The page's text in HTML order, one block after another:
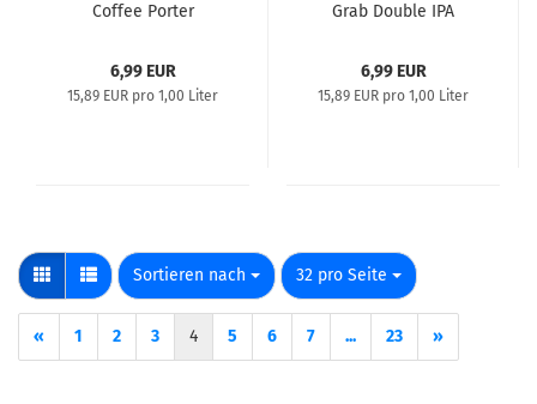
Coffee Porter
6,99 EUR
15,89 EUR pro 1,00 Liter
Grab Double IPA
6,99 EUR
15,89 EUR pro 1,00 Liter
Sortieren nach
Sortieren nach 32 pro Seite
pro Seite
« 1 2 3 4 5 6 7 ... 23 »